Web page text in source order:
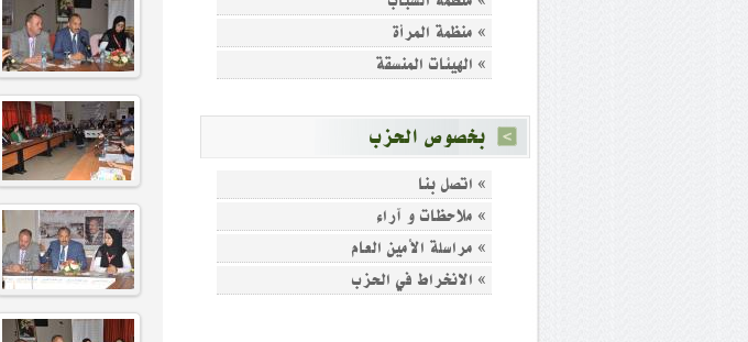
» منظمة المرأة
» الهيئات المنسقة
بخصوص الحزب
» اتصل بنا
» ملاحظات و آراء
» مراسلة الأمين العام
» الانخراط في الحزب